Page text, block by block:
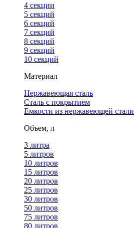
4 cекции
5 секций
6 секций
7 секций
8 секций
9 секций
10 секций
Материал
Нержавеющая сталь
Сталь с покрытием
Емкости из нержавеющей стали
Объем, л
3 литра
5 литров
10 литров
15 литров
20 литров
25 литров
30 литров
50 литров
75 литров
80 литров